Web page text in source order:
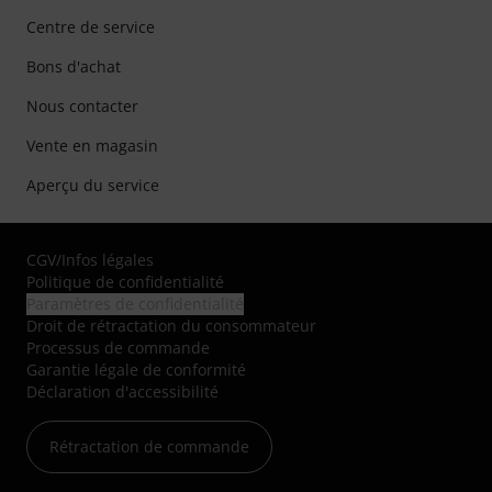
Centre de service
Bons d'achat
Nous contacter
Vente en magasin
Aperçu du service
CGV/Infos légales
Politique de confidentialité
Droit de rétractation du consommateur
Processus de commande
Garantie légale de conformité
Déclaration d'accessibilité
Rétractation de commande